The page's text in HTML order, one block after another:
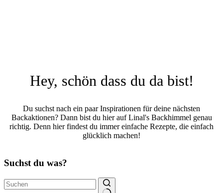
Hey, schön dass du da bist!
Du suchst nach ein paar Inspirationen für deine nächsten
Backaktionen? Dann bist du hier auf Linal's Backhimmel genau
richtig. Denn hier findest du immer einfache Rezepte, die einfach
glücklich machen!
Suchst du was?